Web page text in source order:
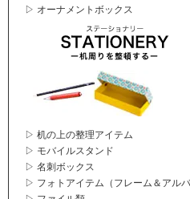
▷ オーナメントボックス
▷ 机の上の整理アイテム
▷ モバイルスタンド
▷ 名刺ボックス
▷ フォトアイテム（フレーム＆アルバ